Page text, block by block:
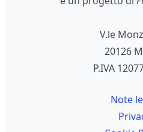
V.le
20126
P.IVA
Note